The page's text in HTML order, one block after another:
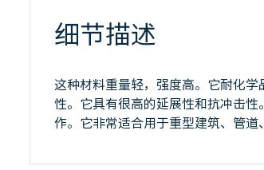
细节描述
这种材料重量轻，强度高。它耐化
性。它具有很高的延展性和抗冲击
作。它非常适合用于重型建筑、管道